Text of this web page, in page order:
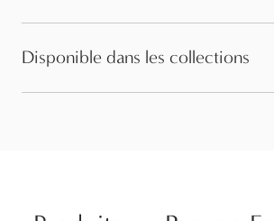
Disponible dans les collections